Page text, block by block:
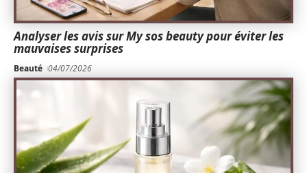
Analyser les avis sur My sos beauty pour éviter les
mauvaises surprises
Beauté 04/07/2026